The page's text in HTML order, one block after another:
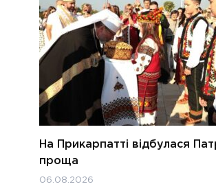
На Прикарпатті відбулася
проща
06.08.2026